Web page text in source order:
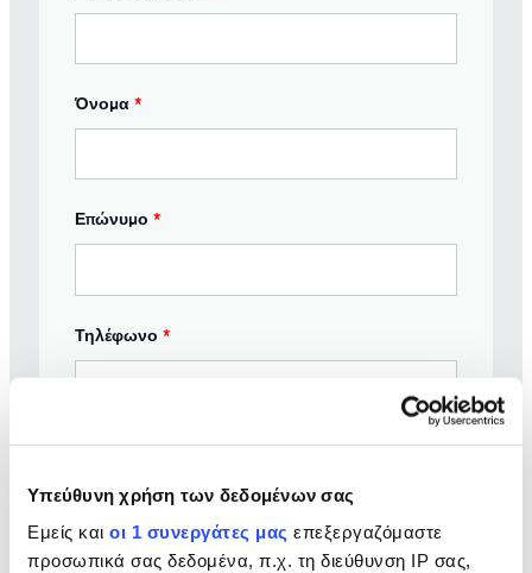
Υπεύθυνη χρήση των δεδομένων σας
Εμείς και οι 1 συνεργάτες μας επεξεργαζόμαστε
προσωπικά σας δεδομένα, π.χ. τη διεύθυνση IP σας,
Όνομα *
Επώνυμο *
Τηλέφωνο *
Πότε σκοπεύετε να παραγγείλετε το νέο σας